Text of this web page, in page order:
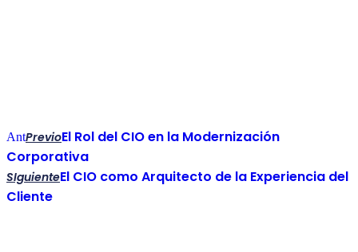
AntPrevioEl Rol del CIO en la Modernización
Corporativa
SIguienteEl CIO como Arquitecto de la Experiencia del
Cliente